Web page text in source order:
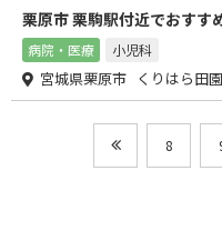
栗原市 栗駒駅付近でおすす
病院・医療 小児科
宮城県栗原市 くりはら田
8